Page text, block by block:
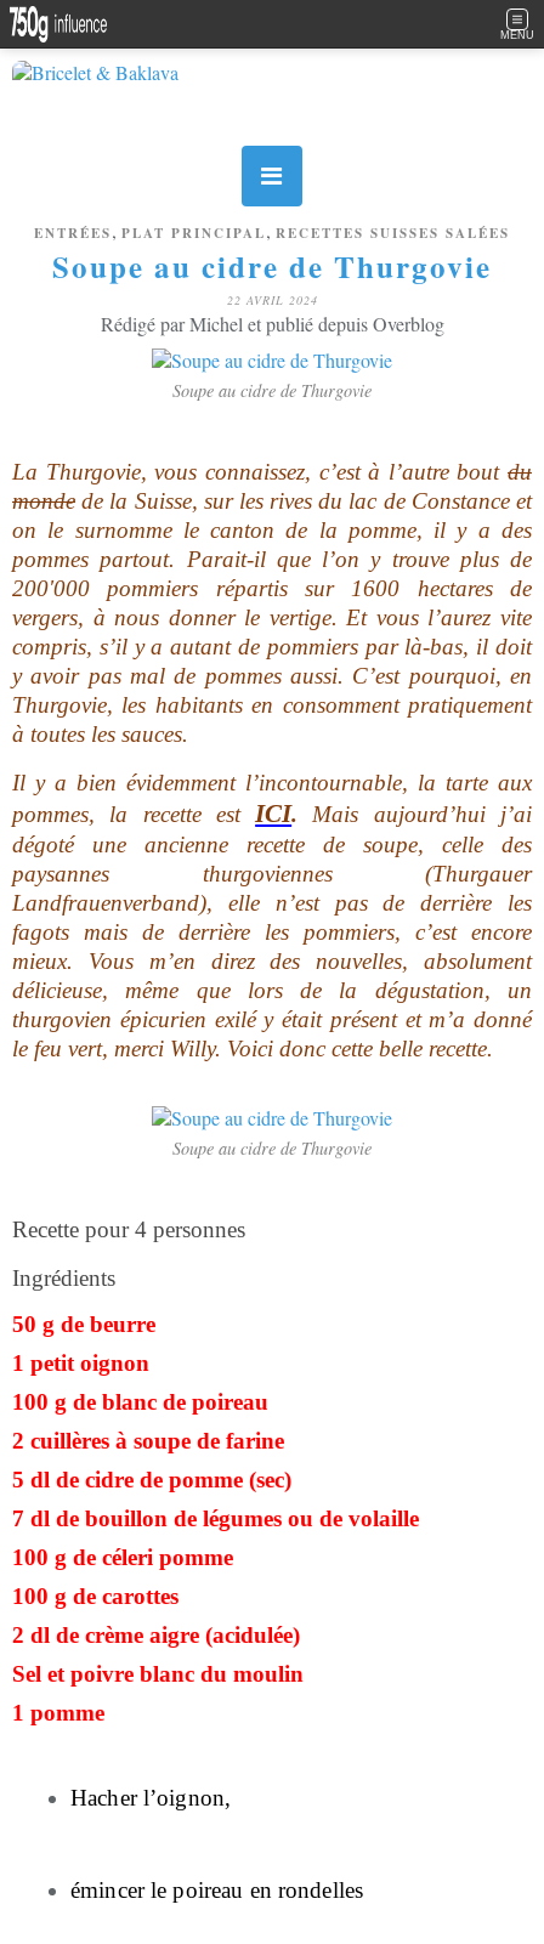
MENU
ENTRÉES, PLAT PRINCIPAL, RECETTES SUISSES SALÉES
Soupe au cidre de Thurgovie
22 AVRIL 2024
Rédigé par Michel et publié depuis Overblog
Soupe au cidre de Thurgovie
La Thurgovie, vous connaissez, c’est à l’autre bout du
monde de la Suisse, sur les rives du lac de Constance et
on le surnomme le canton de la pomme, il y a des
pommes partout. Parait-il que l’on y trouve plus de
200'000 pommiers répartis sur 1600 hectares de
vergers, à nous donner le vertige. Et vous l’aurez vite
compris, s’il y a autant de pommiers par là-bas, il doit
y avoir pas mal de pommes aussi. C’est pourquoi, en
Thurgovie, les habitants en consomment pratiquement
à toutes les sauces.
Il y a bien évidemment l’incontournable, la tarte aux
pommes, la recette est ICI. Mais aujourd’hui j’ai
dégoté une ancienne recette de soupe, celle des
paysannes thurgoviennes (Thurgauer
Landfrauenverband), elle n’est pas de derrière les
fagots mais de derrière les pommiers, c’est encore
mieux. Vous m’en direz des nouvelles, absolument
délicieuse, même que lors de la dégustation, un
thurgovien épicurien exilé y était présent et m’a donné
le feu vert, merci Willy. Voici donc cette belle recette.
Soupe au cidre de Thurgovie
Recette pour 4 personnes
Ingrédients
50 g de beurre
1 petit oignon
100 g de blanc de poireau
2 cuillères à soupe de farine
5 dl de cidre de pomme (sec)
7 dl de bouillon de légumes ou de volaille
100 g de céleri pomme
100 g de carottes
2 dl de crème aigre (acidulée)
Sel et poivre blanc du moulin
1 pomme
Hacher l’oignon,
émincer le poireau en rondelles